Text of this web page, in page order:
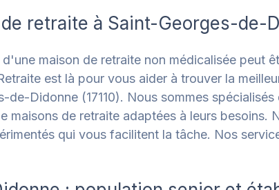
retraite à Saint-Georges-de-
maison de retraite non médicalisée peut
est là pour vous aider à trouver la
de-Didonne (17110). Nous sommes
maisons de retraite adaptées à leurs besoins.
qui vous facilitent la tâche. Nos